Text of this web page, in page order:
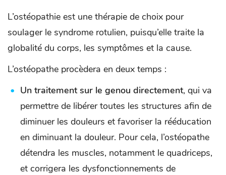
L’ostéopathie est une thérapie de choix pour
soulager le syndrome rotulien, puisqu’elle traite la
globalité du corps, les symptômes et la cause.
L’ostéopathe procèdera en deux temps :
Un traitement sur le genou directement, qui va
permettre de libérer toutes les structures afin de
diminuer les douleurs et favoriser la rééducation
en diminuant la douleur. Pour cela, l’ostéopathe
détendra les muscles, notamment le quadriceps,
et corrigera les dysfonctionnements de